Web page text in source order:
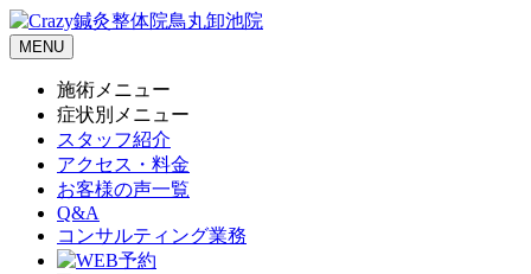
MENU
施術メニュー
症状別メニュー
スタッフ紹介
アクセス・料金
お客様の声一覧
Q&A
コンサルティング業務